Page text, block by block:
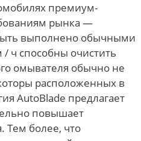
премиум-
рынка —
выполнено обычными
ч способны очистить
омывателя обычно не
расположенных в
AutoBladе предлагает
повышает
Тем более, что